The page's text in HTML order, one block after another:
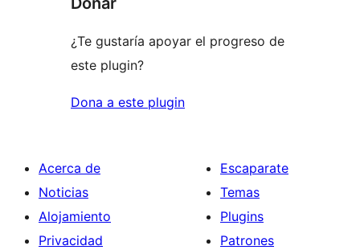
¿Te gustaría apoyar el progreso de
este plugin?
Dona a este plugin
Acerca de
Noticias
Alojamiento
Privacidad
Escaparate
Temas
Plugins
Patrones